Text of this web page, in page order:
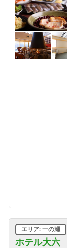
ホテル大六
エリア: 一の瀬